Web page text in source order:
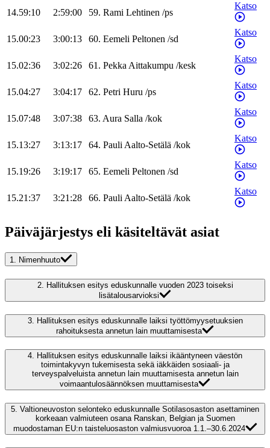
14.59:10 2:59:00 59. Rami Lehtinen /ps
Katso
15.00:23 3:00:13 60. Eemeli Peltonen /sd
Katso
15.02:36 3:02:26 61. PekkaAittakumpu /kesk
Katso
15.04:27 3:04:17 62. Petri Huru /ps
Katso
15.07:48 3:07:38 63. Aura Salla /kok
Katso
15.13:27 3:13:17 64. PauliAalto-Setälä /kok
Katso
15.19:26 3:19:17 65. Eemeli Peltonen /sd
Katso
15.21:37 3:21:28 66. PauliAalto-Setälä /kok
Katso
Päiväjärjestys eli käsiteltävät asiat
1. Nimenhuuto
2. Hallituksen esitys eduskunnalle vuoden 2023 toiseksi
lisätalousarvioksi
3. Hallituksen esitys eduskunnalle laiksi työttömyysetuuksien
rahoituksesta annetun lain muuttamisesta
4. Hallituksen esitys eduskunnalle laiksi ikääntyneen väestön
toimintakyvyn tukemisesta sekä iäkkäiden sosiaali- ja
terveyspalveluista annetun lain muuttamisesta annetun lain
voimaantulosäännöksen muuttamisesta
5. Valtioneuvoston selonteko eduskunnalle Sotilasosaston asettaminen
korkeaan valmiuteen osana Ranskan, Belgian ja Suomen
muodostaman EU:n taisteluosaston valmiusvuoroa 1.1.–30.6.2024